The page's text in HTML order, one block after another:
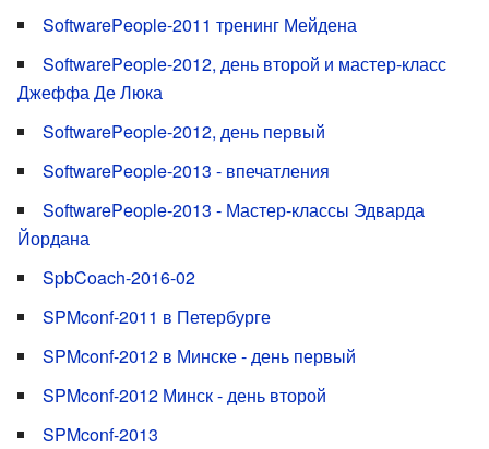
SoftwarePeople-2011 тренинг Мейдена
SoftwarePeople-2012, день второй и мастер-класс
Джеффа Де Люка
SoftwarePeople-2012, день первый
SoftwarePeople-2013 - впечатления
SoftwarePeople-2013 - Мастер-классы Эдварда
Йордана
SpbCoach-2016-02
SPMconf-2011 в Петербурге
SPMconf-2012 в Минске - день первый
SPMconf-2012 Минск - день второй
SPMconf-2013